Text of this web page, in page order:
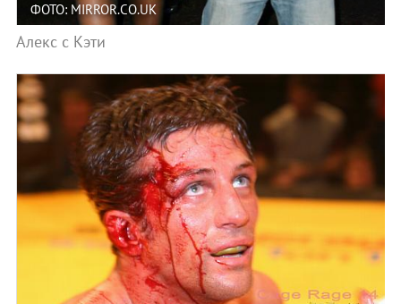
ФОТО: MIRROR.CO.UK
Алекс с Кэти